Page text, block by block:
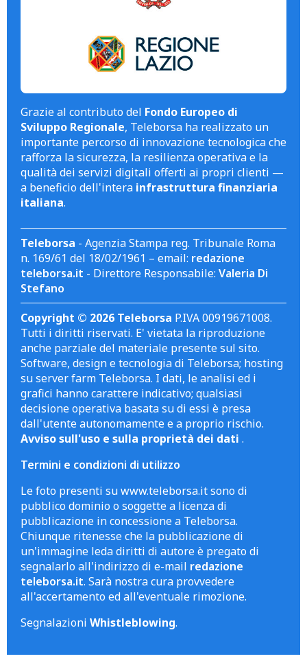
Grazie al contributo del Fondo Europeo di
Sviluppo Regionale, Teleborsa ha realizzato un
importante percorso di innovazione tecnologica che
rafforza la sicurezza, la resilienza operativa e la
qualità dei servizi digitali offerti ai propri clienti —
a beneficio dell'intera infrastruttura finanziaria
italiana.
Teleborsa - Agenzia Stampa reg. Tribunale Roma
n. 169/61 del 18/02/1961 – email: redazione
teleborsa.it - Direttore Responsabile: Valeria Di
Stefano
Copyright © 2026 Teleborsa P.IVA 00919671008.
Tutti i diritti riservati. E' vietata la riproduzione
anche parziale del materiale presente sul sito.
Software, design e tecnologia di Teleborsa; hosting
su server farm Teleborsa. I dati, le analisi ed i
grafici hanno carattere indicativo; qualsiasi
decisione operativa basata su di essi è presa
dall'utente autonomamente e a proprio rischio.
Avviso sull'uso e sulla proprietà dei dati .
Termini e condizioni di utilizzo
Le foto presenti su www.teleborsa.it sono di
pubblico dominio o soggette a licenza di
pubblicazione in concessione a Teleborsa.
Chiunque ritenesse che la pubblicazione di
un'immagine leda diritti di autore è pregato di
segnalarlo all'indirizzo di e-mail redazione
teleborsa.it. Sarà nostra cura provvedere
all'accertamento ed all'eventuale rimozione.
Segnalazioni Whistleblowing.